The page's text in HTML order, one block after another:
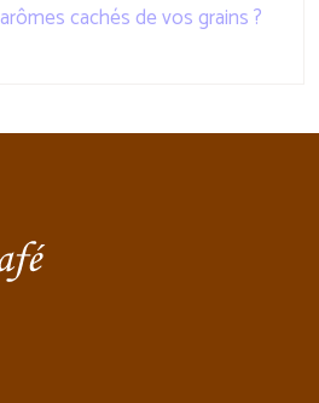
cachés de vos grains ?